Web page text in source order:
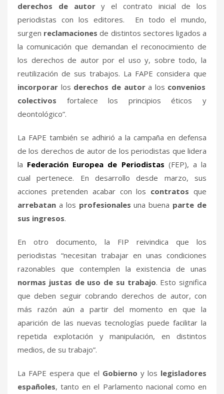
derechos de autory el contrato inicial de los
periodistas con los editores. En todo el mundo,
surgen reclamaciones de distintos sectores ligados a
la comunicación que demandan el reconocimiento de
los derechos de autor por el uso y, sobre todo, la
reutilización de sus trabajos. La FAPE considera que
incorporar los derechos de autora los convenios
colectivos fortalece los principios éticos y
deontológico”.
La FAPE también se adhirió a la campaña en defensa
de los derechos de autor de los periodistas que lidera
la Federación Europea de Periodistas (FEP), a la
cual pertenece. En desarrollo desde marzo, sus
acciones pretenden acabar con los contratos que
arrebatan a los profesionalesuna buena parte de
sus ingresos.
En otro documento, la FIP reivindica que los
periodistas “necesitan trabajar en unas condiciones
razonables que contemplen la existencia de unas
normas justas de uso de su trabajo. Esto significa
que deben seguir cobrando derechos de autor, con
más razón aún a partir del momento en que la
aparición de las nuevas tecnologías puede facilitar la
repetida explotación y manipulación, en distintos
medios, de su trabajo”.
La FAPE espera que el Gobierno y los legisladores
españoles, tanto en el Parlamento nacional como en